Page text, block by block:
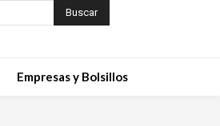
Buscar
Empresas y Bolsillos